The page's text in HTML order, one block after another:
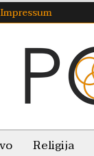
Impressum
Religija